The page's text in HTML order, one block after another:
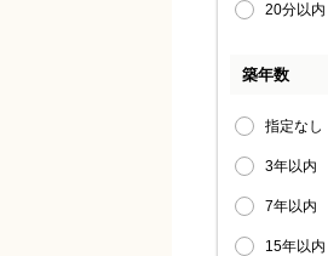
20分以内
築年数
指定なし
3年以内
7年以内
15年以内